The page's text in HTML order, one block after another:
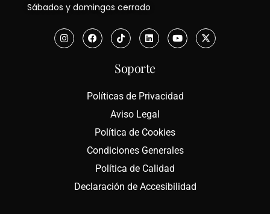
Sábados y domingos cerrado
Soporte
Políticas de Privacidad
Aviso Legal
Política de Cookies
Condiciones Generales
Política de Calidad
Declaración de Accesibilidad